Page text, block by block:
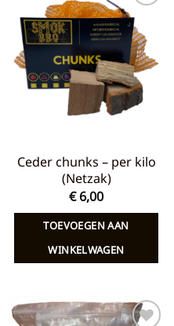
Toevoegen
aan
verlanglijst
Ceder chunks – per kilo
(Netzak)
€6,00
TOEVOEGEN AAN
WINKELWAGEN